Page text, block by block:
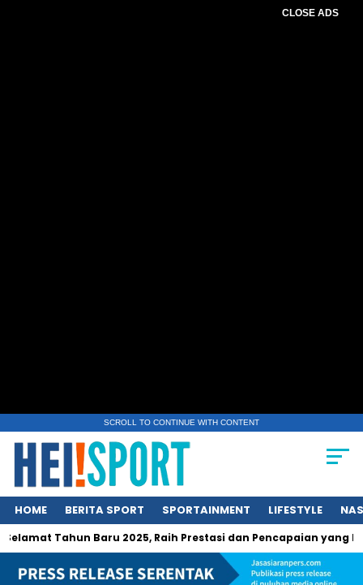
CLOSE ADS
SCROLL TO CONTINUE WITH CONTENT
HOME BERITA SPORT SPORTAINMENT LIFESTYLE
Baru 2025, Raih Prestasi dan Pencapaian yang Lebih Baik